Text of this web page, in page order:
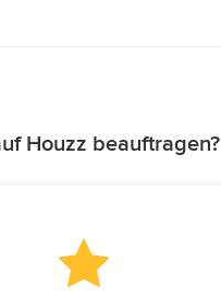
Houzz beauftragen?